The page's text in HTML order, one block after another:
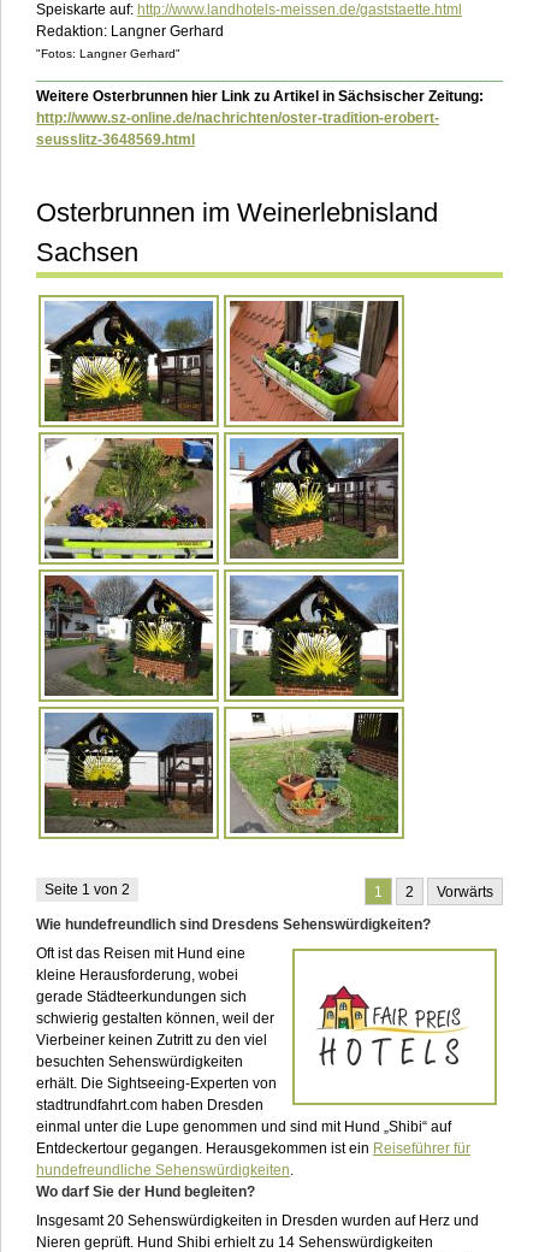
Speiskarte auf: http://www.landhotels-meissen.de/gaststaette.html
Redaktion: Langner Gerhard
"Fotos: Langner Gerhard"
Weitere Osterbrunnen hier Link zu Artikel in Sächsischer Zeitung:
http://www.sz-online.de/nachrichten/oster-tradition-erobert-
seusslitz-3648569.html
Osterbrunnen im Weinerlebnisland
Sachsen
Seite 1 von 2 1 2
Vorwärts
Wie hundefreundlich sind Dresdens Sehenswürdigkeiten?
Oft ist das Reisen mit Hund eine
kleine Herausforderung, wobei
gerade Städteerkundungen sich
schwierig gestalten können, weil der
Vierbeiner keinen Zutritt zu den viel
besuchten Sehenswürdigkeiten
erhält. Die Sightseeing-Experten von
stadtrundfahrt.com haben Dresden
einmal unter die Lupe genommen und sind mit Hund „Shibi“ auf
Entdeckertour gegangen. Herausgekommen ist ein Reiseführer für
hundefreundliche Sehenswürdigkeiten.
Wo darf Sie der Hund begleiten?
Insgesamt 20 Sehenswürdigkeiten in Dresden wurden auf Herz und
Nieren geprüft. Hund Shibi erhielt zu 14 Sehenswürdigkeiten